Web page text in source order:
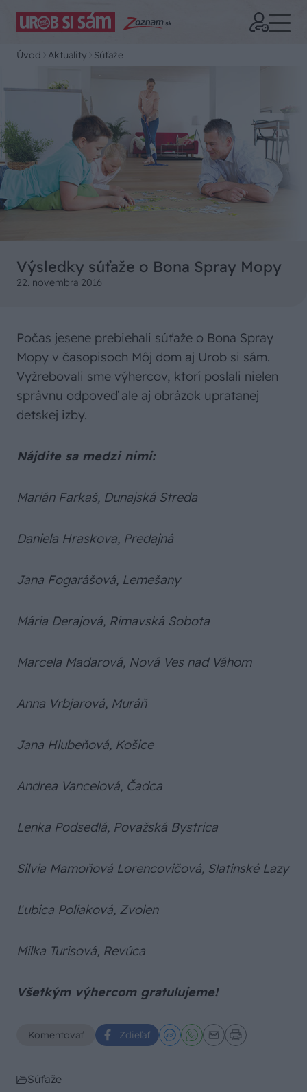
Úvod Aktuality Súťaže
Výsledky súťaže o Bona Spray Mopy
22. novembra 2016
Počas jesene prebiehali súťaže o Bona Spray
Mopy v časopisoch Môj dom aj Urob si sám.
Vyžrebovali sme výhercov, ktorí poslali nielen
správnu odpoveď ale aj obrázok upratanej
detskej izby.
Nájdite sa medzi nimi:
Marián Farkaš, Dunajská Streda
Daniela Hraskova, Predajná
Jana Fogarášová, Lemešany
Mária Derajová, Rimavská Sobota
Marcela Madarová, Nová Ves nad Váhom
Anna Vrbjarová, Muráň
Jana Hlubeňová, Košice
Andrea Vancelová, Čadca
Lenka Podsedlá, Považská Bystrica
Silvia Mamoňová Lorencovičová, Slatinské Lazy
Ľubica Poliaková, Zvolen
Milka Turisová, Revúca
Všetkým výhercom gratulujeme!
Komentovať Zdieľať
Súťaže